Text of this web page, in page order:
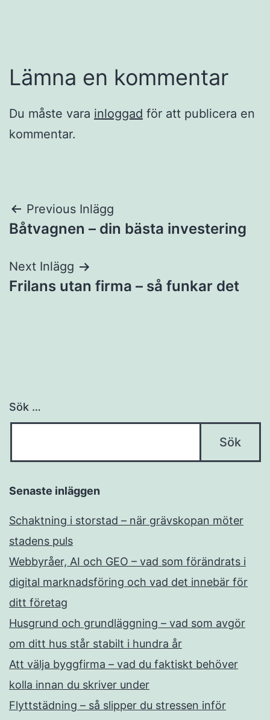
Lämna en kommentar
Du måste vara inloggad för att publicera en
kommentar.
Inläggsnavigering
Previous Inlägg
Båtvagnen – din bästa investering
Next Inlägg
Frilans utan firma – så funkar det
Sök …
Senaste inläggen
Schaktning i storstad – när grävskopan möter
stadens puls
Webbyråer, AI och GEO – vad som förändrats i
digital marknadsföring och vad det innebär för
ditt företag
Husgrund och grundläggning – vad som avgör
om ditt hus står stabilt i hundra år
Att välja byggfirma – vad du faktiskt behöver
kolla innan du skriver under
Flyttstädning – så slipper du stressen inför